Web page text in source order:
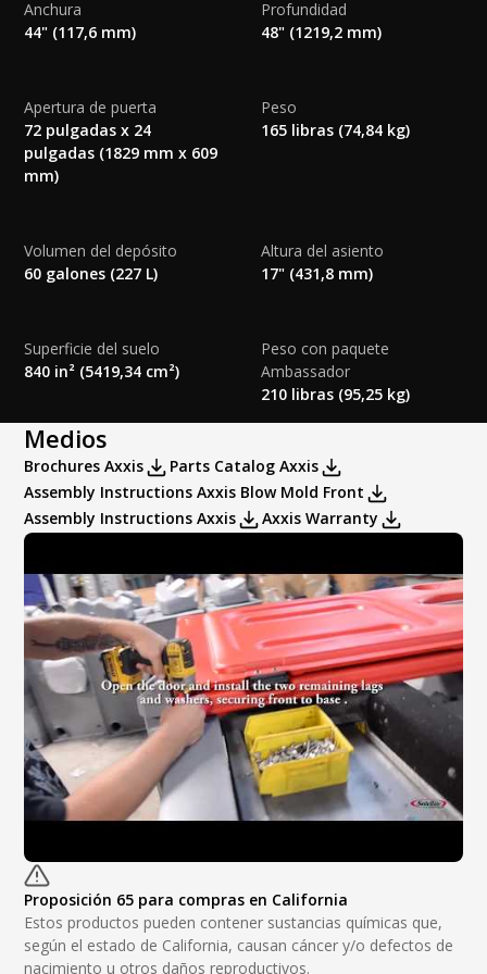
Special Order Colors:
Rear Panel Premium Plus Colors:
Rear Panel Special Order Colors:
Bowl Options:
Flush Options: None
Sink Options: None
Handwash Dispensers:
Dispensers Only: None
Dispensers Misc.:
Toilet Seat Cover Dispenser
Egal San Pad Dispenser
SaniPod Disposal Dispenser
Anchura
44" (117,6 mm)
Profundidad
48" (1219,2 mm)
Apertura de puerta
72 pulgadas x 24
pulgadas (1829 mm x 609
mm)
Peso
165 libras (74,84 kg)
Volumen del depósito
60 galones (227 L)
Altura del asiento
17" (431,8 mm)
Superficie del suelo
840 in² (5419,34 cm²)
Peso con paquete
Ambassador
210 libras (95,25 kg)
Medios
Brochures Axxis
Parts Catalog Axxis
Assembly Instructions Axxis Blow Mold Front
Assembly Instructions Axxis
Axxis Warranty
Proposición 65 para compras en California
Estos productos pueden contener sustancias químicas que,
según el estado de California, causan cáncer y/o defectos de
nacimiento u otros daños reproductivos.